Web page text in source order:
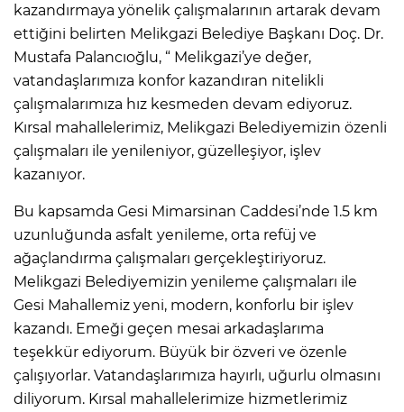
kazandırmaya yönelik çalışmalarının artarak devam
ettiğini belirten Melikgazi Belediye Başkanı Doç. Dr.
Mustafa Palancıoğlu, “ Melikgazi’ye değer,
vatandaşlarımıza konfor kazandıran nitelikli
çalışmalarımıza hız kesmeden devam ediyoruz.
Kırsal mahallelerimiz, Melikgazi Belediyemizin özenli
çalışmaları ile yenileniyor, güzelleşiyor, işlev
kazanıyor.
Bu kapsamda Gesi Mimarsinan Caddesi’nde 1.5 km
uzunluğunda asfalt yenileme, orta refüj ve
ağaçlandırma çalışmaları gerçekleştiriyoruz.
Melikgazi Belediyemizin yenileme çalışmaları ile
Gesi Mahallemiz yeni, modern, konforlu bir işlev
kazandı. Emeği geçen mesai arkadaşlarıma
teşekkür ediyorum. Büyük bir özveri ve özenle
çalışıyorlar. Vatandaşlarımıza hayırlı, uğurlu olmasını
diliyorum. Kırsal mahallelerimize hizmetlerimiz